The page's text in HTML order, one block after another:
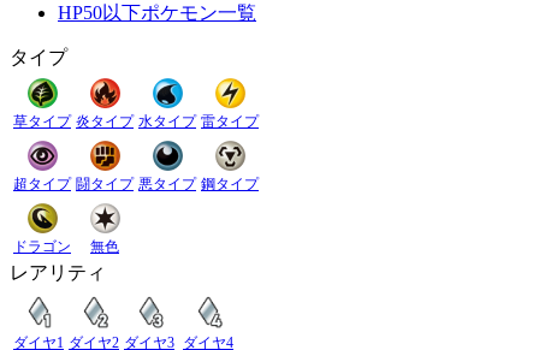
HP50以下ポケモン一覧
タイプ
草タイプ 炎タイプ 水タイプ 雷タイプ
超タイプ 闘タイプ 悪タイプ 鋼タイプ
ドラゴン 無色
レアリティ
ダイヤ1 ダイヤ2 ダイヤ3 ダイヤ4